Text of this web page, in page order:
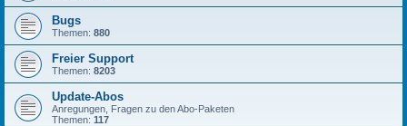
Bugs
Themen: 880
Freier Support
Themen: 8203
Update-Abos
Anregungen, Fragen zu den Abo-Paketen
Themen: 117